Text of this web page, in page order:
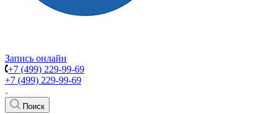
Запись онлайн
+7 (499) 229-99-69
+7 (499) 229-99-69
Поиск